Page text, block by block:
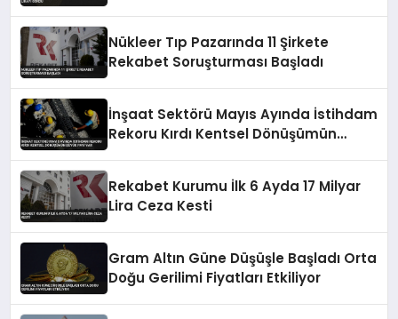
Nükleer Tıp Pazarında 11 Şirkete
Rekabet Soruşturması Başladı
İnşaat Sektörü Mayıs Ayında İstihdam
Rekoru Kırdı Kentsel Dönüşümün
Rekabet Kurumu İlk 6 Ayda 17 Milyar
Lira Ceza Kesti
Gram Altın Güne Düşüşle Başladı Orta
Doğu Gerilimi Fiyatları Etkiliyor